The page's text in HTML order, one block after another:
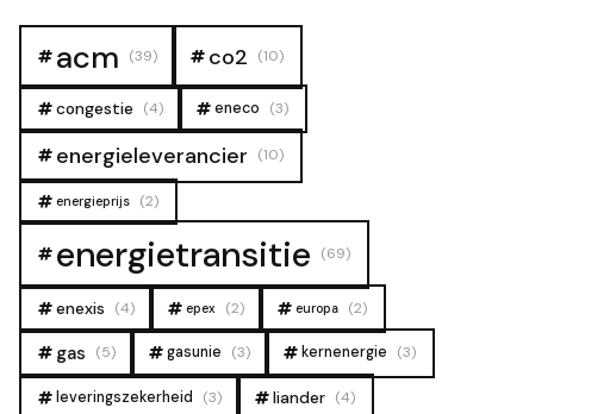
acm (39) co2 (10)
congestie (4) eneco (3)
energieleverancier (10)
energieprijs (2)
energietransitie (69)
enexis (4) epex (2) europa (2)
gas (5) gasunie (3) kernenergie (3)
leveringszekerheid (3) liander (4)